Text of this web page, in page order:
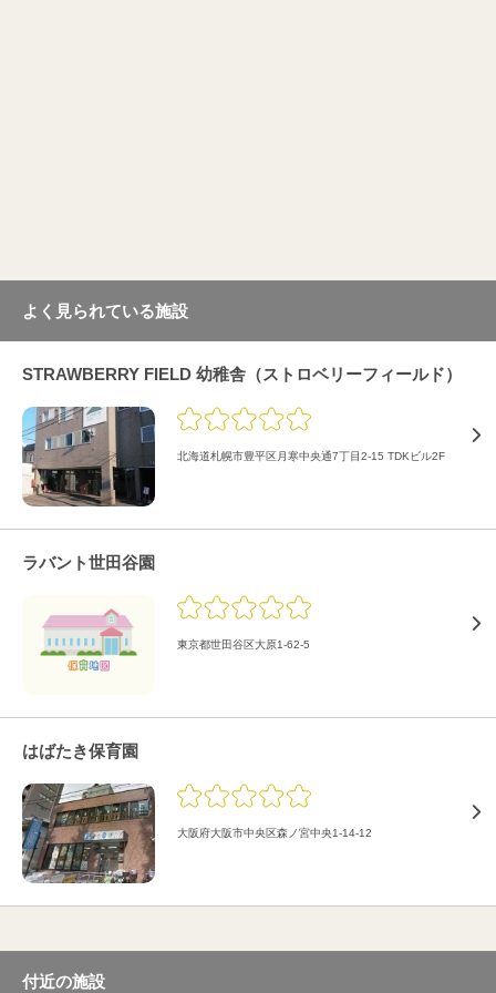
よく見られている施設
STRAWBERRY FIELD 幼稚舎（ストロベリーフィールド）
北海道札幌市豊平区月寒中央通7丁目2-15 TDKビル2F
ラバント世田谷園
東京都世田谷区大原1-62-5
はばたき保育園
大阪府大阪市中央区森ノ宮中央1-14-12
付近の施設